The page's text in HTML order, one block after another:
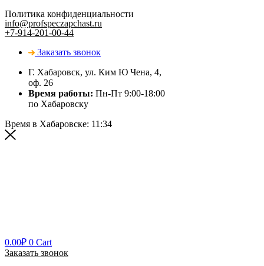
Политика конфиденциальности
info@profspeczapchast.ru
+7-914-201-00-44
Заказать звонок
Г. Хабаровск, ул. Ким Ю Чена, 4,
оф. 26
Время работы: Пн-Пт 9:00-18:00
по Хабаровску
Время в Хабаровске: 11:34
0.00₽ 0 Cart
Заказать звонок